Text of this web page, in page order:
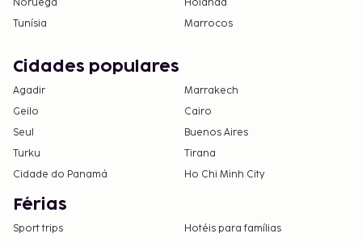
Noruega
Holanda
Tunísia
Marrocos
Cidades populares
Agadir
Marrakech
Geilo
Cairo
Seul
Buenos Aires
Turku
Tirana
Cidade do Panamá
Ho Chi Minh City
Férias
Sport trips Hotéis para famílias